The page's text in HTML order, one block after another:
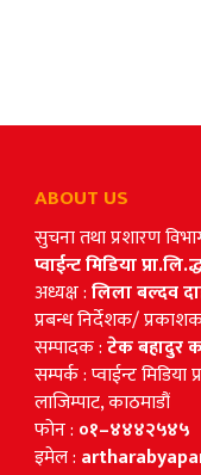
ABOUT US
सुचना तथा प्रशारण
प्वाईन्ट मिडिया
अध्यक्ष :लिला बल्दव
प्रबन्ध निर्देशक/
सम्पादक :टेक बहादुर
सम्पर्क : प्वाईन्ट मिडिया
लाजिम्पाट, काठमाडौं
फोन : ०१–४४४२५४५
इमेल :